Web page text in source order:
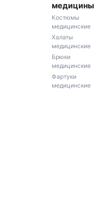
медицины
Костюмы
медицинские
Халаты
медицинские
Брюки
медицинские
Фартуки
медицинские